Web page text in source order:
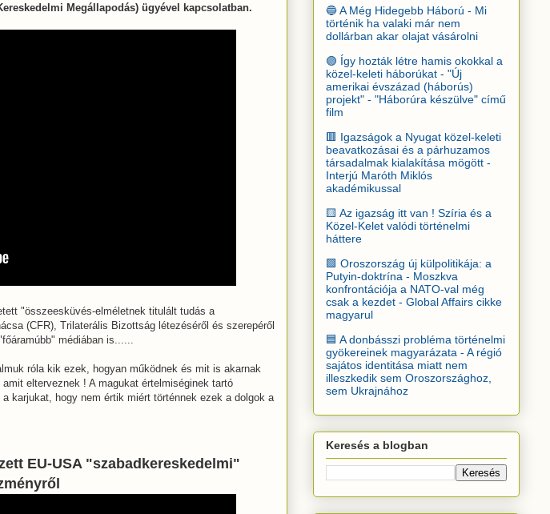
Megállapodás) ügyével kapcsolatban.
"összeesküvés-elméletnek titulált tudás a
(CFR), Trilaterális Bizottság létezéséről és szerepéről
médiában is......
róla kik ezek, hogyan működnek és mit is akarnak
elterveznek ! A magukat értelmiséginek tartó
karjukat, hogy nem értik miért történnek ezek a dolgok a
EU-USA "szabadkereskedelmi"
🔵 A Még Hidegebb Háború - Mi
történik ha valaki már nem
dollárban akar olajat vásárolni
🟣 Így hozták létre hamis okokkal a
közel-keleti háborúkat - "Új
amerikai évszázad (háborús)
projekt" - "Háborúra készülve" című
film
🟥 Igazságok a Nyugat közel-keleti
beavatkozásai és a párhuzamos
társadalmak kialakítása mögött -
Interjú Maróth Miklós
akadémikussal
🟨 Az igazság itt van ! Szíria és a
Közel-Kelet valódi történelmi
háttere
🟩 Oroszország új külpolitikája: a
Putyin-doktrína - Moszkva
konfrontációja a NATO-val még
csak a kezdet - Global Affairs cikke
magyarul
🟦 A donbásszi probléma történelmi
gyökereinek magyarázata - A régió
sajátos identitása miatt nem
illeszkedik sem Oroszországhoz,
sem Ukrajnához
Keresés a blogban